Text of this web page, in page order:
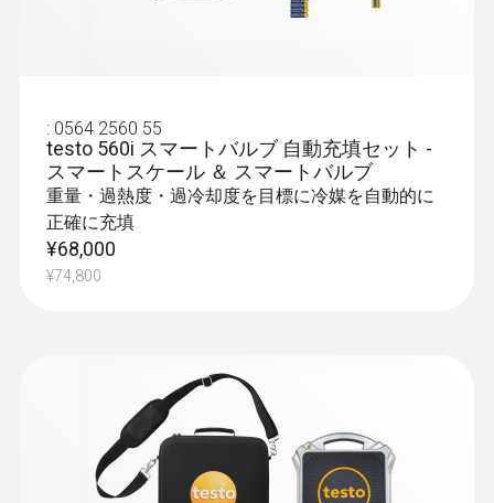
10 min*
バッテリ寿命
250 h with no illumination, no
Bluetooth<sup>&reg;</sup>; 100 h with
バッテリの種類
単3電池 x 4
データ転送
: 0564 2560 55
testo 560i スマートバルブ 自動充填セット -
スマートスケール ＆ スマートバルブ
重量・過熱度・過冷却度を目標に冷媒を自動的に
正確に充填
¥68,000
¥74,800